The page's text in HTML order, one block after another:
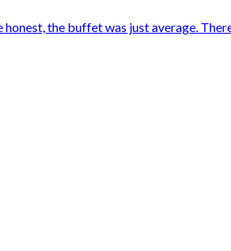
the buffet was just average.